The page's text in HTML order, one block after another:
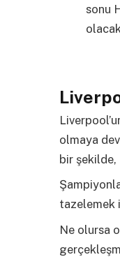
sonu
olmaya
bir
tazelemek
Ne olursa